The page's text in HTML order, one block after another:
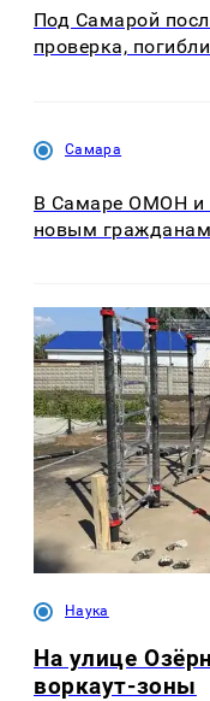
Под Самарой
проверка,
Самара
В Самаре ОМОН и
новым
Наука
На улице
воркаут-зоны